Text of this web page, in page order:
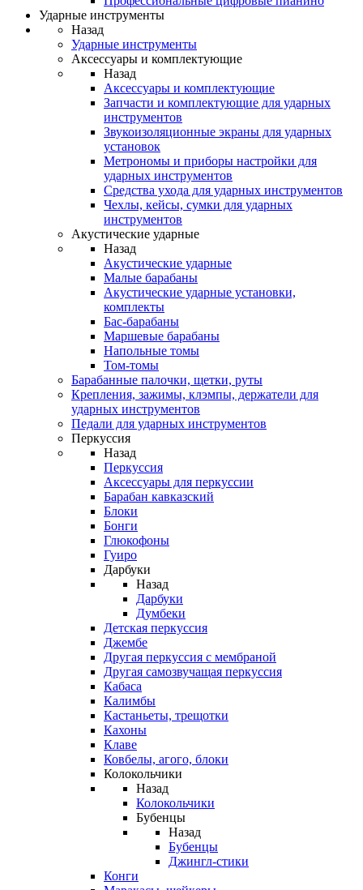
Ударные инструменты
Назад
Ударные инструменты
Аксессуары и комплектующие
Назад
Аксессуары и комплектующие
Запчасти и комплектующие для ударных
инструментов
Звукоизоляционные экраны для ударных
установок
Метрономы и приборы настройки для
ударных инструментов
Средства ухода для ударных инструментов
Чехлы, кейсы, сумки для ударных
инструментов
Акустические ударные
Назад
Акустические ударные
Mалые барабаны
Акустические ударные установки,
комплекты
Бас-барабаны
Маршевые барабаны
Напольные томы
Том-томы
Барабанные палочки, щетки, руты
Крепления, зажимы, клэмпы, держатели для
ударных инструментов
Педали для ударных инструментов
Перкуссия
Назад
Перкуссия
Аксессуары для перкуссии
Барабан кавказский
Блоки
Бонги
Глюкофоны
Гуиро
Дарбуки
Назад
Дарбуки
Думбеки
Детская перкуссия
Джембе
Другая перкуссия с мембраной
Другая самозвучащая перкуссия
Кабаса
Калимбы
Кастаньеты, трещотки
Кахоны
Клаве
Ковбелы, агого, блоки
Колокольчики
Назад
Колокольчики
Бубенцы
Назад
Бубенцы
Джингл-стики
Конги